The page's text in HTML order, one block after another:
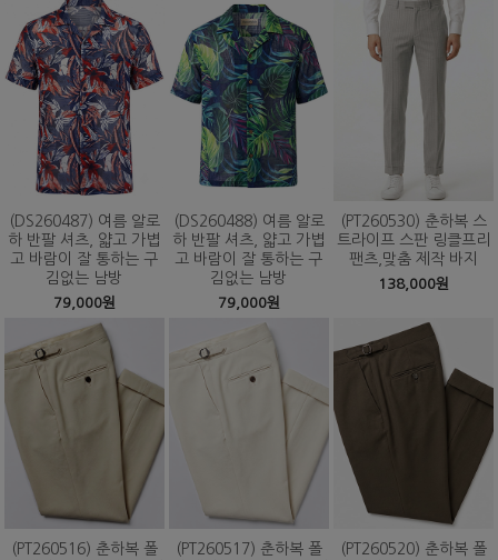
(DS260487) 여름 알로
하 반팔 셔츠, 얇고 가볍
고 바람이 잘 통하는 구
김없는 남방
79,000원
(DS260488) 여름 알로
하 반팔 셔츠, 얇고 가볍
고 바람이 잘 통하는 구
김없는 남방
79,000원
(PT260530) 춘하복 스
트라이프 스판 링클프리
팬츠,맞춤 제작 바지
138,000원
(PT260516) 춘하복 폴
(PT260517) 춘하복 폴
(PT260520) 춘하복 폴